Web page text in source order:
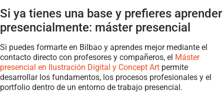
Si ya tienes una base y prefieres aprender
presencialmente: máster presencial
Si puedes formarte en Bilbao y aprendes mejor mediante el
contacto directo con profesores y compañeros, el Máster
presencial en Ilustración Digital y Concept Art permite
desarrollar los fundamentos, los procesos profesionales y el
portfolio dentro de un entorno de trabajo presencial.